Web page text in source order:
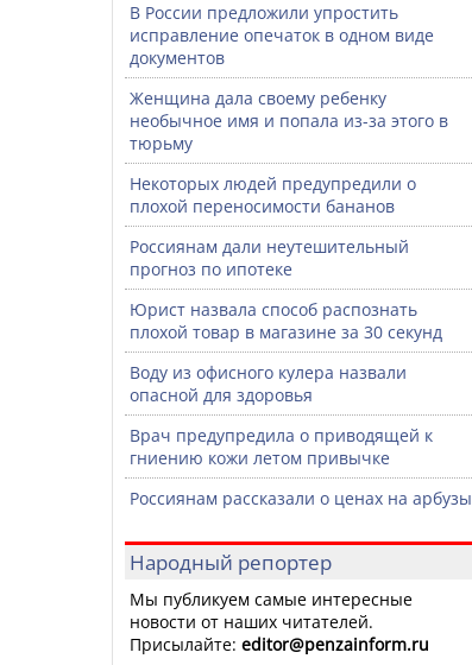
В России предложили упростить
исправление опечаток в одном виде
документов
Женщина дала своему ребенку
необычное имя и попала из-за этого в
тюрьму
Некоторых людей предупредили о
плохой переносимости бананов
Россиянам дали неутешительный
прогноз по ипотеке
Юрист назвала способ распознать
плохой товар в магазине за 30 секунд
Воду из офисного кулера назвали
опасной для здоровья
Врач предупредила о приводящей к
гниению кожи летом привычке
Россиянам рассказали о ценах на арбузы
Народный репортер
Мы публикуем самые интересные
новости от наших читателей.
Присылайте: editor@penzainform.ru